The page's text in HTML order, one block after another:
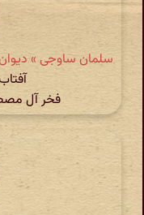
سلمان ساوجی » دیوان
فخر آل